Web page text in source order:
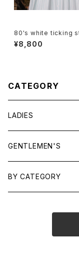
80's white ticking
cotton flared Skirt
¥8,800
CATEGORY
LADIES
TOPS
SHIRTS
OUTERWEAR
GENTLEMEN'S
TOPS
BY CATEGORY